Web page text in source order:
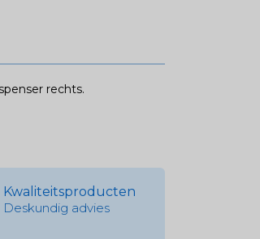
rechts.
Kwaliteitsproducten
Deskundig advies